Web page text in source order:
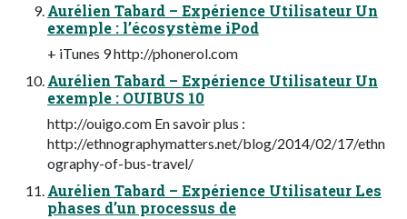
Aurélien Tabard – Expérience Utilisateur Un
exemple : l’écosystème iPod
+ iTunes 9 http://phonerol.com
Aurélien Tabard – Expérience Utilisateur Un
exemple : OUIBUS 10
http://ouigo.com En savoir plus :
http://ethnographymatters.net/blog/2014/02/17/ethn
ography-of-bus-travel/
Aurélien Tabard – Expérience Utilisateur Les
phases d’un processus de